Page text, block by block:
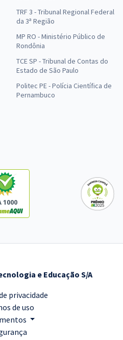
TRF 3 - Tribunal Regional Federal
da 3ª Região
MP RO - Ministério Público de
Rondônia
TCE SP - Tribunal de Contas do
Estado de São Paulo
Politec PE - Polícia Científica de
Pernambuco
1000
e Educação S/A
privacidade
de uso